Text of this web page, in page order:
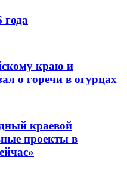
года
краю и
о горечи в огурцах
краевой
проекты в